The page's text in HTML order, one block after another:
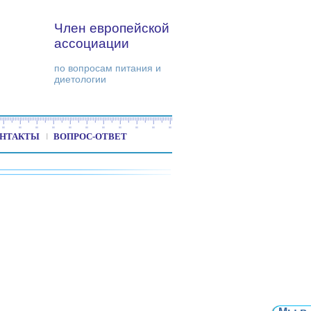
Член европейской
ассоциации
по вопросам питания и
диетологии
ВОПРОС-ОТВЕТ